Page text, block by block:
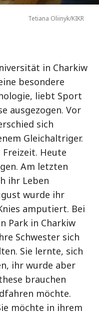
Tetiana Oliinyk/KIKR
in Charkiw
besondere
liebt Sport
ausgezogen. Vor
sich
Gleichaltriger.
Freizeit. Heute
Am letzten
ihr Leben
wurde ihr
amputiert. Bei
Park in Charkiw
Schwester sich
Sie lernte, sich
ihr wurde aber
brauchen
möchte.
möchte in ihrem